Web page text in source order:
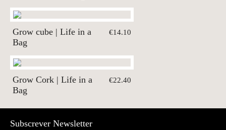
Grow cube | Life in a
Bag
€14.10
Grow Cork | Life in a
Bag
€22.40
Subscrever Newsletter